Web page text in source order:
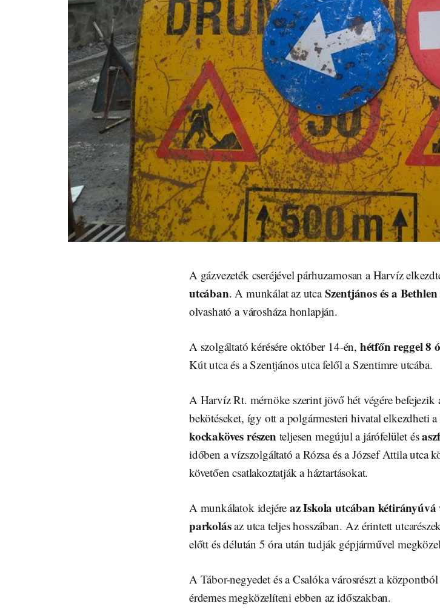
A gázvezeték cseréjével párhuzamosan a Harvíz
utcában. A munkálat az utcaSzentjános és a
olvasható a városháza honlapján.
A szolgáltató kérésére október 14-én, hétfőn reggel 8
Kút utca és a Szentjános utca felől a Szentimre utcába.
A Harvíz Rt. mérnöke szerint jövő hét végére befejezik
bekötéseket, így ott a polgármesteri hivatal elkezdheti
kockaköves részen teljesen megújul a járófelület és
időben a vízszolgáltató a Rózsa és a József Attila utca
követően csatlakoztatják a háztartásokat.
A munkálatok idejéreaz Iskola utcábankétirányúvá
parkolásaz utca teljes hosszában. Az érintett
előtt és délután 5 óra után tudják gépjárművel
A Tábor-negyedet és a Csalóka városrészt a
érdemes megközelíteni ebben az időszakban.